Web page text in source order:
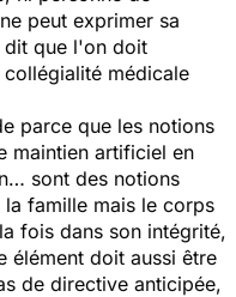
peut exprimer sa
dit que l'on doit
médicale
parce que les notions
maintien artificiel en
sont des notions
famille mais le corps
fois dans son intégrité,
élément doit aussi être
de directive anticipée,